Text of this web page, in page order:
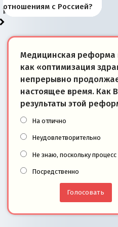
моря
победители
«переобувании» хозяев
суверенной экономике
Анкориджа
внутренней политике
отношениям с Россией?
Медицинская реформа
как «оптимизация
непрерывно
настоящее время. Как
результаты этой
На отлично
Неудовлетворительно
Не знаю, поскольку
Посредственно